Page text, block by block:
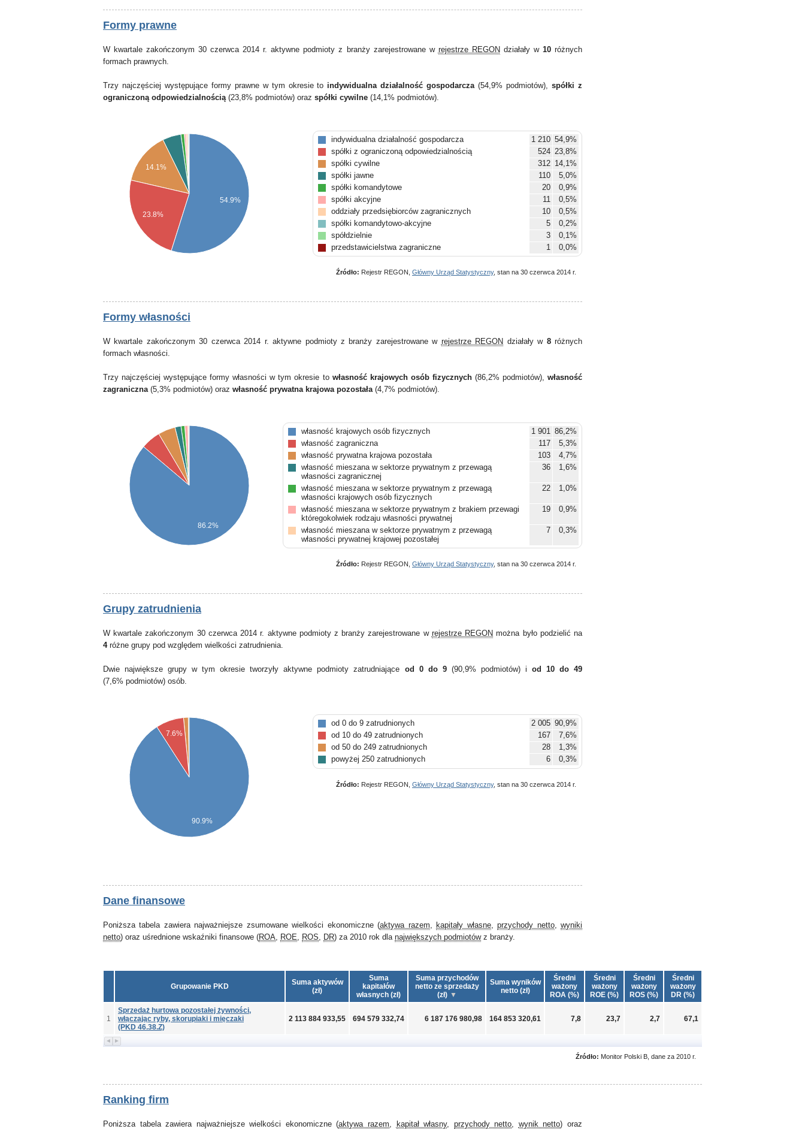
Formy prawne
W kwartale zakończonym 30 czerwca 2014 r. aktywne podmioty z branży zarejestrowane w rejestrze REGON działały w 10różnych
formach prawnych.
Trzy najczęściej występujące formy prawne w tym okresie to indywidualna działalność gospodarcza(54,9% podmiotów),spółki z
ograniczoną odpowiedzialnością(23,8% podmiotów) oraz spółki cywilne (14,1% podmiotów).
14.1%
23.8%
54.9%
indywidualna działalność gospodarcza 1 210 54,9%
spółki z ograniczoną odpowiedzialnością
524 23,8%
spółki cywilne
312 14,1%
spółki jawne
110
5,0%
spółki komandytowe
20
0,9%
spółki akcyjne
11
0,5%
oddziały przedsiębiorców zagranicznych
10
0,5%
spółki komandytowo-akcyjne
5
0,2%
spółdzielnie
3
0,1%
przedstawicielstwa zagraniczne
1 0,0%
Źródło: Rejestr REGON, Główny Urząd Statystyczny, stan na 30 czerwca 2014 r.
Formy własności
W kwartale zakończonym 30 czerwca 2014 r. aktywne podmioty z branży zarejestrowane w rejestrze REGON działały w 8różnych
formach własności.
Trzy najczęściej występujące formy własności w tym okresie to własność krajowych osób fizycznych(86,2% podmiotów),własność
zagraniczna(5,3% podmiotów) oraz własność prywatna krajowa pozostała(4,7% podmiotów).
86.2%
własność krajowych osób fizycznych 1 901 86,2%
własność zagraniczna
117
5,3%
własność prywatna krajowa pozostała
103
4,7%
własność mieszana w sektorze prywatnym z przewagą
własności zagranicznej
36 1,6%
własność mieszana w sektorze prywatnym z przewagą
własności krajowych osób fizycznych
22 1,0%
własność mieszana w sektorze prywatnym z brakiem przewagi
któregokolwiek rodzaju własności prywatnej
19 0,9%
własność mieszana w sektorze prywatnym z przewagą
własności prywatnej krajowej pozostałej
7 0,3%
własność państwowych osób prawnych 1 0,0%
Źródło: Rejestr REGON, Główny Urząd Statystyczny, stan na 30 czerwca 2014 r.
Grupy zatrudnienia
W kwartale zakończonym 30 czerwca 2014 r. aktywne podmioty z branży zarejestrowane w rejestrze REGON można było podzielić na
4różne grupy pod względem wielkości zatrudnienia.
Dwie największe grupy w tym okresie tworzyły aktywne podmioty zatrudniające od 0 do 9 (90,9% podmiotów) i od 10 do 49
(7,6% podmiotów) osób.
7.6%
90.9%
od 0 do 9 zatrudnionych 2 005 90,9%
od 10 do 49 zatrudnionych
167
7,6%
od 50 do 249 zatrudnionych
28
1,3%
powyżej 250 zatrudnionych
6 0,3%
Źródło: Rejestr REGON, Główny Urząd Statystyczny, stan na 30 czerwca 2014 r.
Dane finansowe
Poniższa tabela zawiera najważniejsze zsumowane wielkości ekonomiczne (aktywa razem, kapitały własne,przychody netto,wyniki
netto) oraz uśrednione wskaźniki finansowe (ROA, ROE, ROS, DR) za 2010 rok dla największych podmiotówz branży.
Grupowanie PKD
Suma aktywów
(zł)
Suma
kapitałów
własnych (zł)
Suma przychodów
netto ze sprzedaży
(zł)
Suma wyników
netto (zł)
Średni
ważony
ROA (%)
Średni
ważony
ROE (%)
Średni
ważony
ROS (%)
Średni
ważony
DR (%)
1
Sprzedaż hurtowa pozostałej żywności,
włączając ryby, skorupiaki i mięczaki
(PKD 46.38.Z)
2 113 884 933,55 694 579 332,74 6 187 176 980,98 164 853 320,61 7,8 23,7 2,7 67,1
Źródło: Monitor Polski B, dane za 2010 r.
Ranking firm
Poniższa tabela zawiera najważniejsze wielkości ekonomiczne (aktywa razem, kapitał własny, przychody netto, wynik netto) oraz